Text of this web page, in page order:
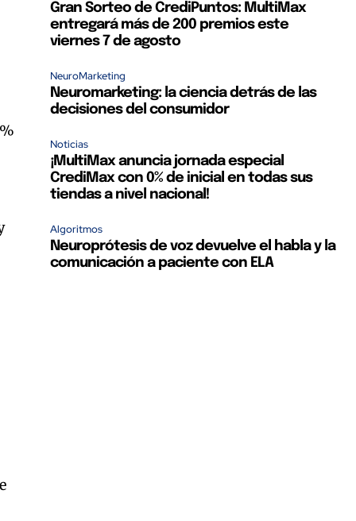
Gran Sorteo de CrediPuntos: MultiMax
entregará más de 200 premios este
viernes 7 de agosto
NeuroMarketing
Neuromarketing: la ciencia detrás de las
decisiones del consumidor
Noticias
¡MultiMax anuncia jornada especial
CrediMax con 0% de inicial en todas sus
tiendas a nivel nacional!
Algoritmos
Neuroprótesis de voz devuelve el habla y la
comunicación a paciente con ELA